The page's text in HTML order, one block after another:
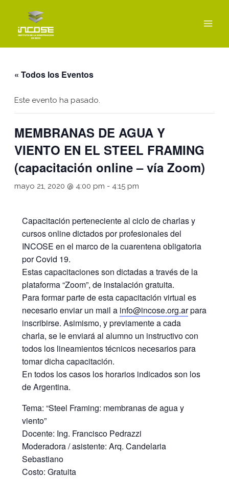
contenido
« Todos los Eventos
Este evento ha pasado.
MEMBRANAS DE AGUA Y
VIENTO EN EL STEEL FRAMING
(capacitación online – vía Zoom)
mayo 21, 2020 @ 4:00 pm - 4:15 pm
Capacitación perteneciente al ciclo de charlas y
cursos online dictados por profesionales del
INCOSE en el marco de la cuarentena obligatoria
por Covid 19.
Estas capacitaciones son dictadas a través de la
plataforma “Zoom”, de instalación gratuita.
Para formar parte de esta capacitación virtual es
necesario enviar un mail a info@incose.org.arpara
inscribirse. Asimismo, y previamente a cada
charla, se le enviará al alumno un instructivo con
todos los lineamientos técnicos necesarios para
tomar dicha capacitación.
En todos los casos los horarios indicados son los
de Argentina.
Tema: “Steel Framing: membranas de agua y
viento”
Docente: Ing. Francisco Pedrazzi
Moderadora / asistente: Arq. Candelaria
Sebastiano
Costo: Gratuita